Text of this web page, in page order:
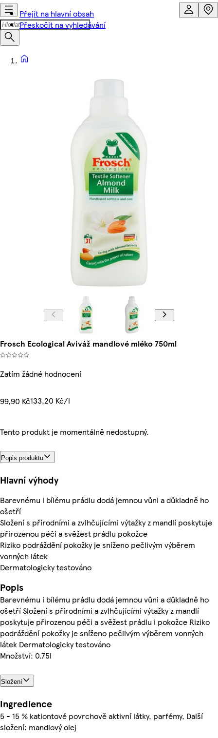
Přejít na hlavní obsah
Přeskočit na vyhledávání
Frosch Ecological Aviváž mandlové mléko 750ml
Zatím žádné hodnocení
99,90 Kč133,20 Kč/l
Tento produkt je momentálně nedostupný.
Popis produktu
Hlavní výhody
Barevnému i bílému prádlu dodá jemnou vůni a důkladně ho
ošetří
Složení s přírodními a zvlhčujícími výtažky z mandlí poskytuje
přirozenou péči a svěžest prádlu pokožce
Riziko podráždění pokožky je sníženo pečlivým výběrem
vonných látek
Dermatologicky testováno
Popis
Barevnému i bílému prádlu dodá jemnou vůni a důkladně ho
ošetří Složení s přírodními a zvlhčujícími výtažky z mandlí
poskytuje přirozenou péči a svěžest prádlu i pokožce Riziko
podráždění pokožky je sníženo pečlivým výběrem vonných
látek Dermatologicky testováno
Množství: 0.75l
Složení
Ingredience
5 - 15 % kationtové povrchově aktivní látky, parfémy, Další
složení: mandlový olej